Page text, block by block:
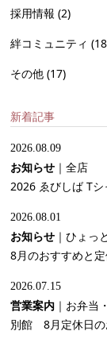
採用情報(2)
絆コミュニティ
その他(17)
新着記事
2026.08.09
お知らせ ｜全店
2026 ゑびしば Tシ
2026.08.01
お知らせ ｜ひょっ
8月のおすすめと
2026.07.15
営業案内 ｜ お弁当
別館 8月定休日の